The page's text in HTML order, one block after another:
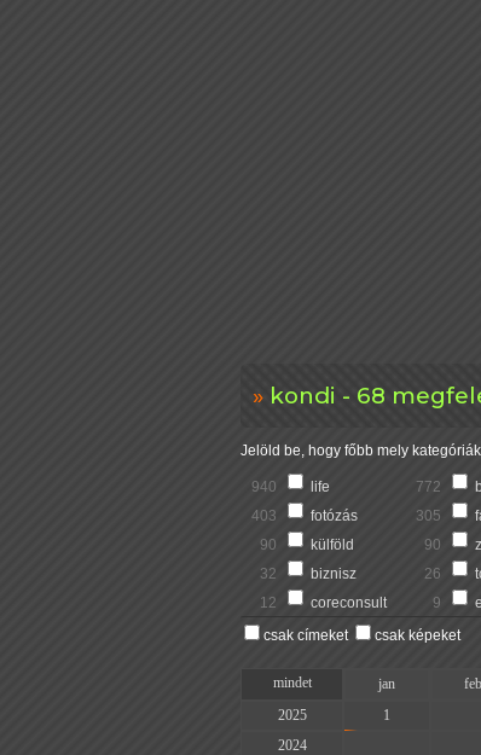
kondi - 68
Jelöld be, hogy főbb mely
940 life 772
403
fotózás 305
90
külföld 90
32
biznisz 26
12
coreconsult 9
csak címeket
csak képeket
mindet jan feb
2025
1
2024